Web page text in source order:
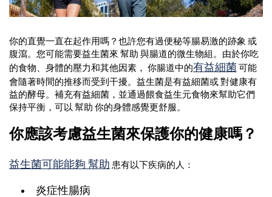
你的直覺一直在起作用嗎？也許您有過便秘等腸易激的跡象 或
腹瀉。您可能需要益生菌來 幫助 與腸道的微生物組。由於你吃
的食物、身體的壓力和其他因素， 你腸道中的有益細菌 可能
會隨著時間的推移而受到干擾。益生菌是有益細菌或 對健康有
益的酵母。補充有益細菌，並通過餵食益生元食物來幫助它們
保持平衡，可以 幫助 你的身體感覺更舒服。
你應該考慮益生菌來保護你的健康嗎？
益生菌可能能夠 幫助 患有以下疾病的人：
炎症性腸病